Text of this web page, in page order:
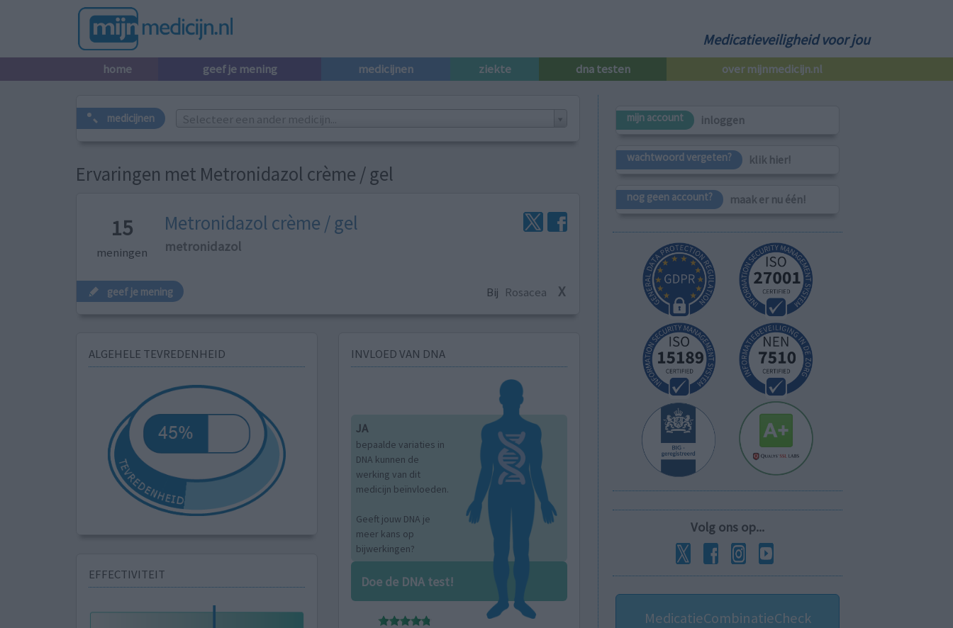
Medicatieveiligheid voor jou
home geef je mening medicijnen ziekte dna testen over mijnmedicijn.nl
medicijnen Selecteer een ander medicijn...
Ervaringen met Metronidazol crème / gel
15
meningen
Metronidazol crème / gel
metronidazol
geef je mening Bij Rosacea X
ALGEHELE TEVREDENHEID
EFFECTIVITEIT
INVLOED VAN DNA
JA
bepaalde variaties in
DNA kunnen de
werking van dit
medicijn beïnvloeden.
Geeft jouw DNA je
meer kans op
bijwerkingen?
Doe de DNA test!
mijn account inloggen
wachtwoord vergeten? klik hier!
nog geen account? maak er nu één!
Volg ons op...
MedicatieCombinatieCheck